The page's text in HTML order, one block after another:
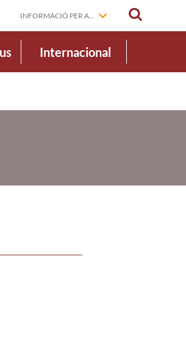
INFORMACIÓ PER A...
Internacional